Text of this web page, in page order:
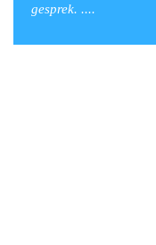
gesprek. ....